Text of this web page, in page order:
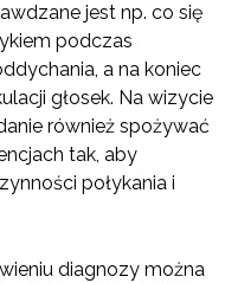
jest np. co się
podczas
a na koniec
głosek. Na wizycie
również spożywać
tak, aby
połykania i
diagnozy można